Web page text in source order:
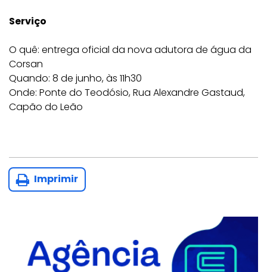
Serviço
O quê: entrega oficial da nova adutora de água da
Corsan
Quando: 8 de junho, às 11h30
Onde: Ponte do Teodósio, Rua Alexandre Gastaud,
Capão do Leão
Imprimir